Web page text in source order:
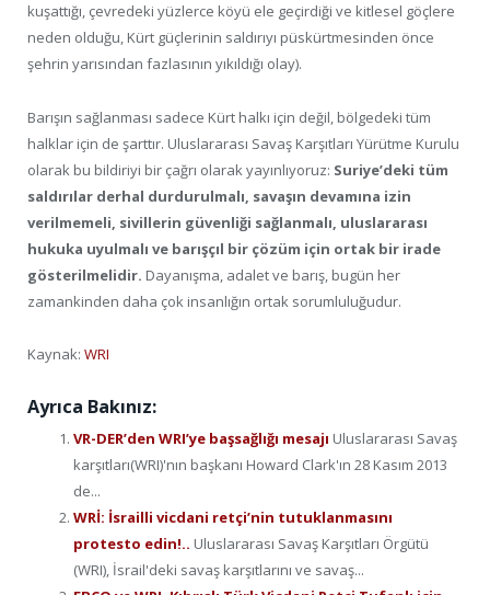
kuşattığı, çevredeki yüzlerce köyü ele geçirdiği ve kitlesel göçlere
neden olduğu, Kürt güçlerinin saldırıyı püskürtmesinden önce
şehrin yarısından fazlasının yıkıldığı olay).
Barışın sağlanması sadece Kürt halkı için değil, bölgedeki tüm
halklar için de şarttır. Uluslararası Savaş Karşıtları Yürütme Kurulu
olarak bu bildiriyi bir çağrı olarak yayınlıyoruz: Suriye’deki tüm
saldırılar derhal durdurulmalı, savaşın devamına izin
verilmemeli, sivillerin güvenliği sağlanmalı, uluslararası
hukuka uyulmalı ve barışçıl bir çözüm için ortak bir irade
gösterilmelidir. Dayanışma, adalet ve barış, bugün her
zamankinden daha çok insanlığın ortak sorumluluğudur.
Kaynak: WRI
Ayrıca Bakınız:
VR-DER’den WRI’ye başsağlığı mesajı Uluslararası Savaş
karşıtları(WRI)'nın başkanı Howard Clark'ın 28 Kasım 2013
de...
WRİ: İsrailli vicdani retçi’nin tutuklanmasını
protesto edin!.. Uluslararası Savaş Karşıtları Örgütü
(WRI), İsrail'deki savaş karşıtlarını ve savaş...